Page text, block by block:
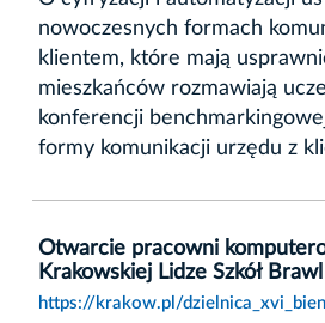
nowoczesnych formach
klientem, które mają
mieszkańców rozmawiają
konferencji
formy komunikacji urzędu z
Otwarcie pracowni
Krakowskiej Lidze Szkół
https://krakow.pl/